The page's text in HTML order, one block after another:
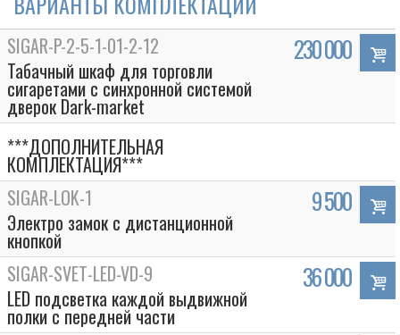
SIGAR-P-2-5-1-01-2-12
Табачный шкаф для торговли
сигаретами с синхронной системой
дверок Dark-market
230 000
***ДОПОЛНИТЕЛЬНАЯ
КОМПЛЕКТАЦИЯ***
SIGAR-LOK-1
Электро замок с дистанционной
кнопкой
9 500
SIGAR-SVET-LED-VD-9
LED подсветка каждой выдвижной
полки с передней части
36 000